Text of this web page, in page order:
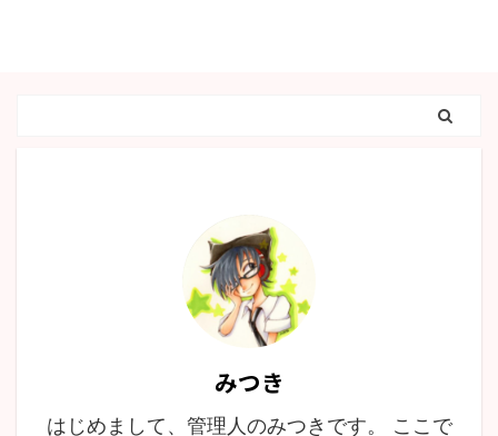
みつき
はじめまして、管理人のみつきです。 ここで